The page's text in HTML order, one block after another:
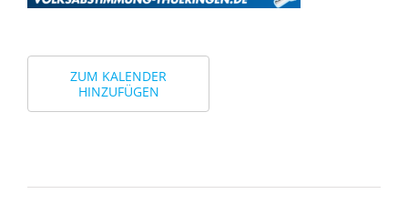
ZUM KALENDER
HINZUFÜGEN